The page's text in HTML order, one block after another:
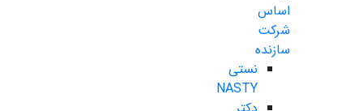
اساس
شرکت
سازنده
نستی
NASTY